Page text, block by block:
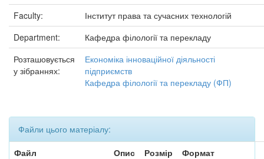
Faculty:
Інститут права та сучасних технологій
Department:
Кафедра філології та перекладу
Розташовується
у зібраннях:
Економіка інноваційної діяльності
підприємств
Кафедра філології та перекладу (ФП)
Файли цього матеріалу:
Файл
Опис Розмір
Формат